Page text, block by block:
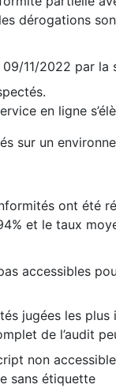
dérogations
09/11/2022 par
en ligne
sur un
ont été
et le taux
accessibles
jugées les
de l’audit
non
sans étiquette